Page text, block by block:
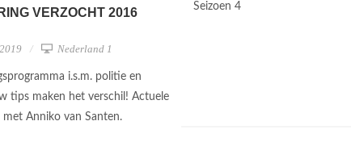
VERZOCHT 2016
Nederland 1
i.s.m. politie en
tips maken het verschil! Actuele
met Anniko van Santen.
Seizoen 4